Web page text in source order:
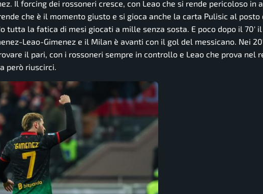
Il forcing dei rossoneri cresce, con Leao che si rende pericoloso in
che è il momento giusto e si gioca anche la carta Pulisic al posto
tutta la fatica di mesi giocati a mille senza sosta. E poco dopo il 70′
Leao-Gimenez e il Milan è avanti con il gol del messicano. Nei
il pari, con i rossoneri sempre in controllo e Leao che prova nel
però riuscirci.